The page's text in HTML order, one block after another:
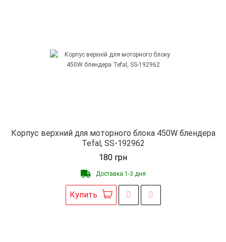
Корпус верхний для моторного блока 450W блендера
Tefal, SS-192962
180 грн
Доставка 1-3 дня
Купить